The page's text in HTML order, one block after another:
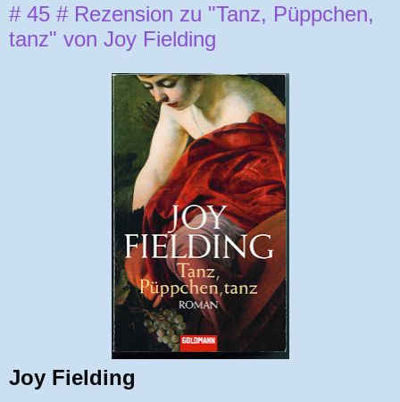
# 45 # Rezension zu "Tanz, Püppchen,
tanz" von Joy Fielding
Joy Fielding